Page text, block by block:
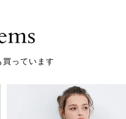
っています